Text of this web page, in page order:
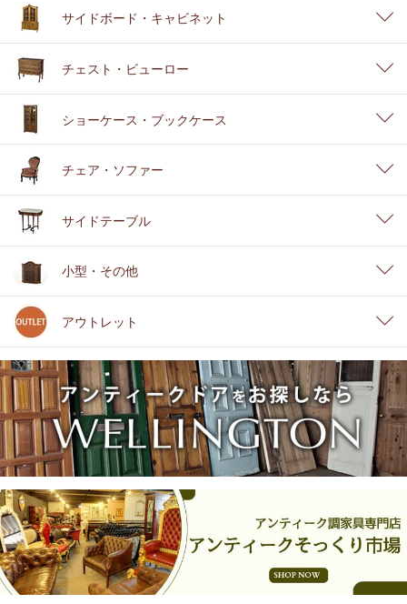
サイドボード・キャビネット
チェスト・ビューロー
ショーケース・ブックケース
チェア・ソファー
サイドテーブル
小型・その他
アウトレット